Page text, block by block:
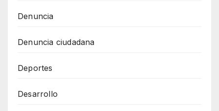
Denuncia
Denuncia ciudadana
Deportes
Desarrollo